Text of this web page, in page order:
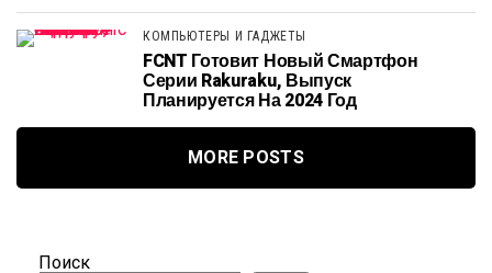
КОМПЬЮТЕРЫ И ГАДЖЕТЫ
FCNT Готовит Новый Смартфон
Серии Rakuraku, Выпуск
Планируется На 2024 Год
MORE POSTS
Поиск